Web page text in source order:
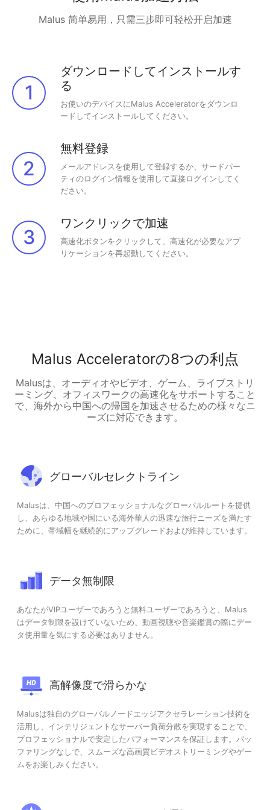
Malus 简单易用，只需三步即可轻松开启加速
1
ダウンロードしてインストールす
る
お使いのデバイスにMalus Acceleratorをダウンロ
ードしてインストールしてください。
2
無料登録
メールアドレスを使用して登録するか、サードパー
ティのログイン情報を使用して直接ログインしてく
ださい。
3
ワンクリックで加速
高速化ボタンをクリックして、高速化が必要なアプ
リケーションを再起動してください。
Malus Acceleratorの8つの利点
Malusは、オーディオやビデオ、ゲーム、ライブストリ
ーミング、オフィスワークの高速化をサポートすること
で、海外から中国への帰国を加速させるための様々なニ
ーズに対応できます。
グローバルセレクトライン
Malusは、中国へのプロフェッショナルなグローバルルートを提供
し、あらゆる地域や国にいる海外華人の迅速な旅行ニーズを満たす
ために、帯域幅を継続的にアップグレードおよび維持しています。
データ無制限
あなたがVIPユーザーであろうと無料ユーザーであろうと、Malus
はデータ制限を設けていないため、動画視聴や音楽鑑賞の際にデー
タ使用量を気にする必要はありません。
高解像度で滑らかな
Malusは独自のグローバルノードエッジアクセラレーション技術を
活用し、インテリジェントなサーバー負荷分散を実現することで、
プロフェッショナルで安定したパフォーマンスを保証します。バッ
ファリングなしで、スムーズな高画質ビデオストリーミングやゲー
ムをお楽しみください。